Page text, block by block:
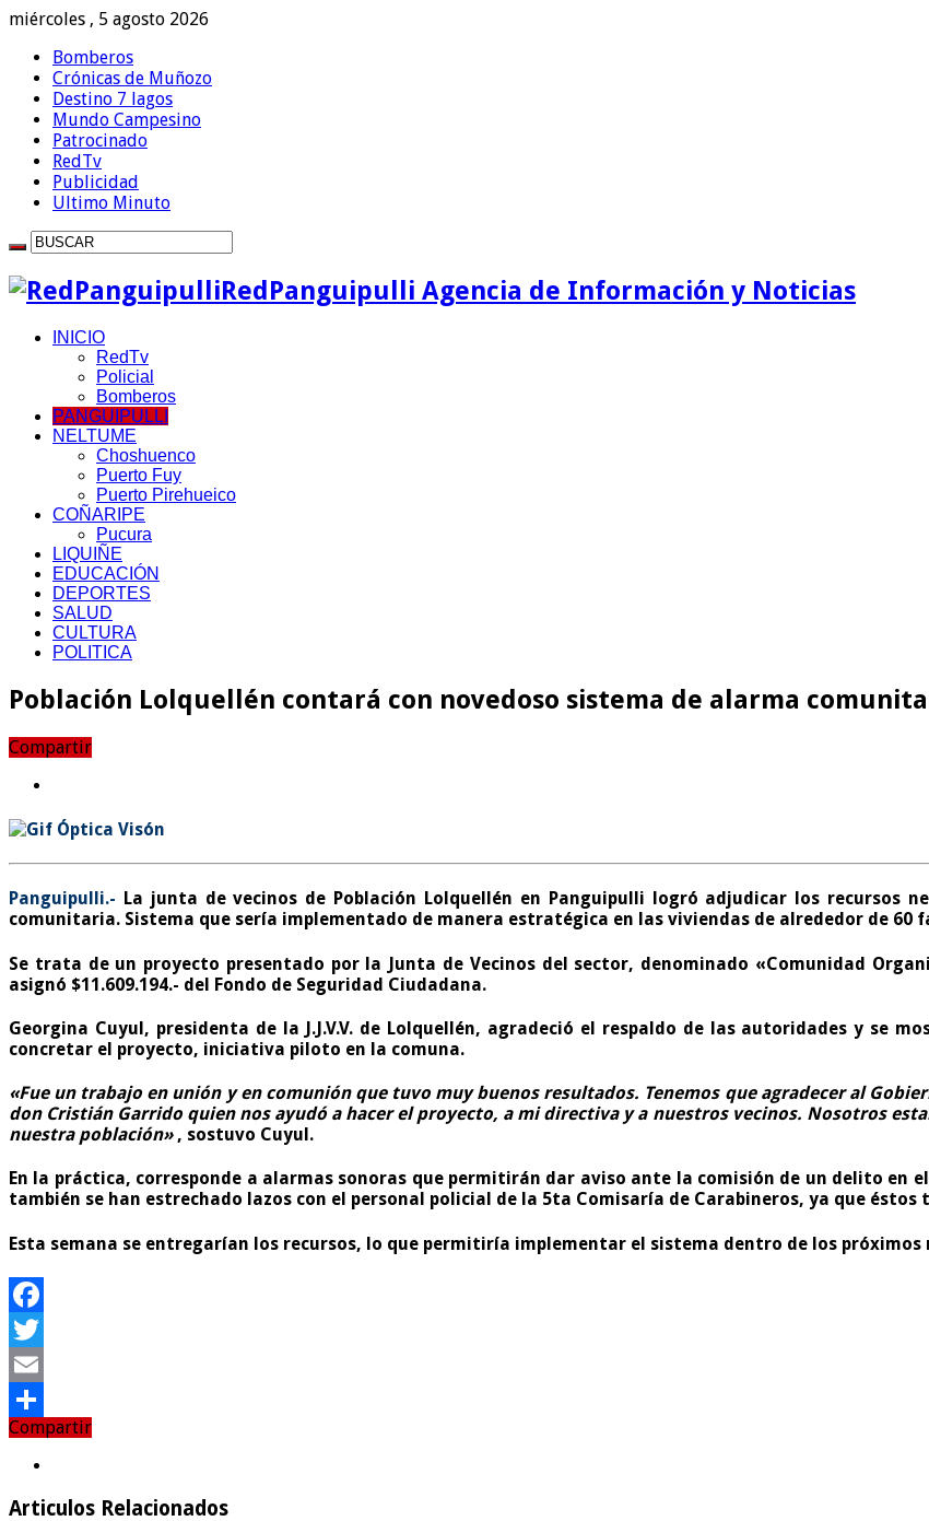
miércoles , 5 agosto 2026
Bomberos
Crónicas de Muñozo
Destino 7 lagos
Mundo Campesino
Patrocinado
RedTv
Publicidad
Ultimo Minuto
RedPanguipulli Agencia de Información y Noticias
INICIO
RedTv
Policial
Bomberos
PANGUIPULLI
NELTUME
Choshuenco
Puerto Fuy
Puerto Pirehueico
COÑARIPE
Pucura
LIQUIÑE
EDUCACIÓN
DEPORTES
SALUD
CULTURA
POLITICA
Población Lolquellén contará con novedoso sistema de alarma
Compartir
Panguipulli.- La junta de vecinos de Población Lolquellén en Panguipulli logró adjudicar los recursos
comunitaria. Sistema que sería implementado de manera estratégica en las viviendas de alrededor de 60
Se trata de un proyecto presentado por la Junta de Vecinos del sector, denominado «Comunidad
asignó $11.609.194.- del Fondo de Seguridad Ciudadana.
Georgina Cuyul, presidenta de la J.J.V.V. de Lolquellén, agradeció el respaldo de las autoridades y se
concretar el proyecto, iniciativa piloto en la comuna.
«Fue un trabajo en unión y en comunión que tuvo muy buenos resultados. Tenemos que agradecer al
don Cristián Garrido quien nos ayudó a hacer el proyecto, a mi directiva y a nuestros vecinos. Nosotros
nuestra población», sostuvo Cuyul.
En la práctica, corresponde a alarmas sonoras que permitirán dar aviso ante la comisión de un delito en
también se han estrechado lazos con el personal policial de la 5ta Comisaría de Carabineros, ya que
Esta semana se entregarían los recursos, lo que permitiría implementar el sistema dentro de los próximos
Facebook
Twitter
Email
Compartir
Compartir
Articulos Relacionados